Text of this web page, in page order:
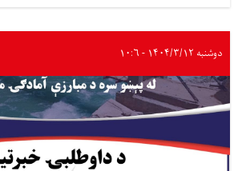
دوشنبه ۱۴۰۴/۳/۱۲ - ۱۰:۶